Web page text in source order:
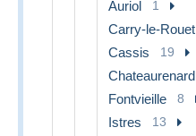
Auriol 1
Carry-le-Rouet
Cassis 19
Chateaurenard
Fontvieille 8
Istres 13